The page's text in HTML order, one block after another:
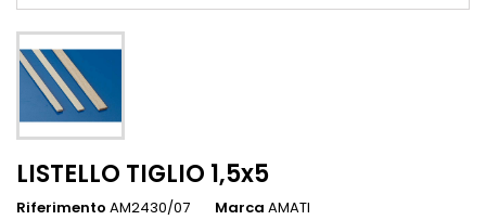
LISTELLO TIGLIO 1,5x5
Riferimento AM2430/07 Marca AMATI